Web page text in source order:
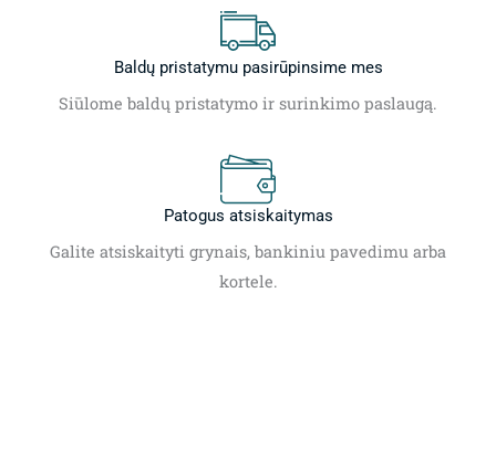
Baldų pristatymu pasirūpinsime mes
Siūlome baldų pristatymo ir surinkimo paslaugą.
Patogus atsiskaitymas
Galite atsiskaityti grynais, bankiniu pavedimu arba
kortele.